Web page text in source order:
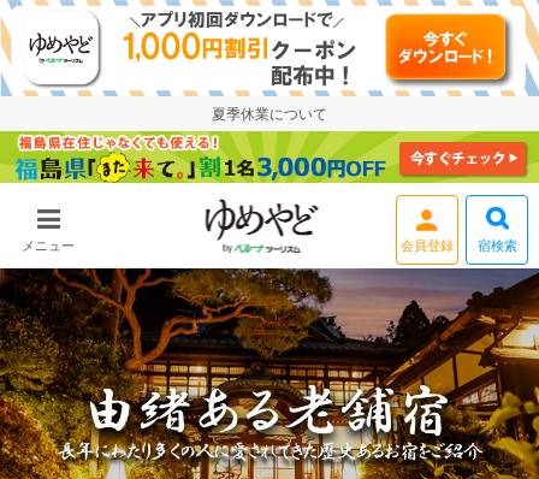
夏季休業について
メニュー 会員登録 宿検索